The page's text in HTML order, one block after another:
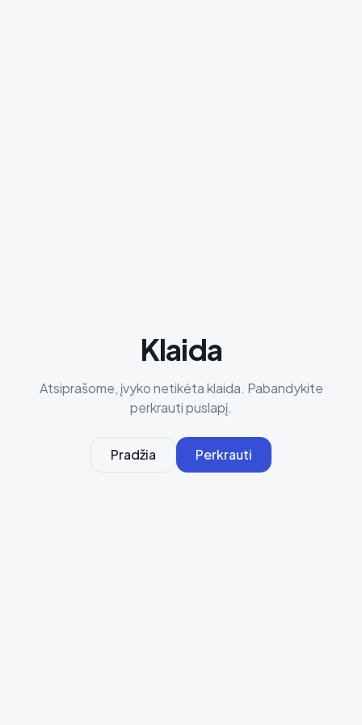
Klaida
Atsiprašome, įvyko netikėta klaida. Pabandykite
perkrauti puslapį.
Pradžia Perkrauti